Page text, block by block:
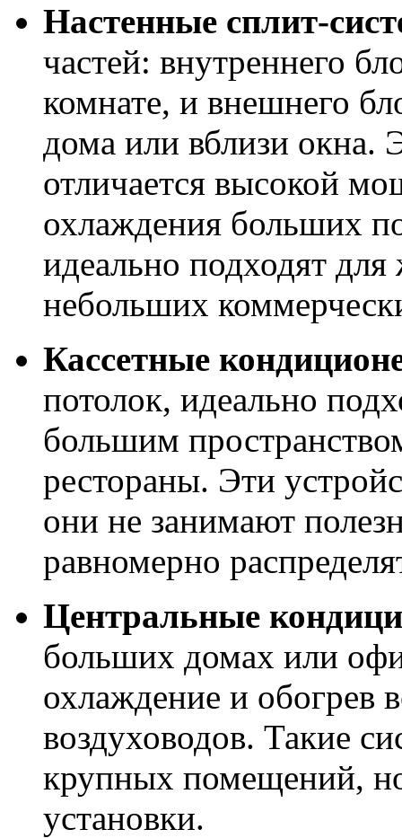
Настенные сплит-
частей: внутреннего
комнате, и внешнего
дома или вблизи окна.
отличается высокой
охлаждения больших
идеально подходят
небольших
Кассетные
потолок, идеально
большим
рестораны. Эти
они не занимают
равномерно
Центральные
больших домах или
охлаждение и обогрев
воздуховодов. Такие
крупных помещений,
установки.